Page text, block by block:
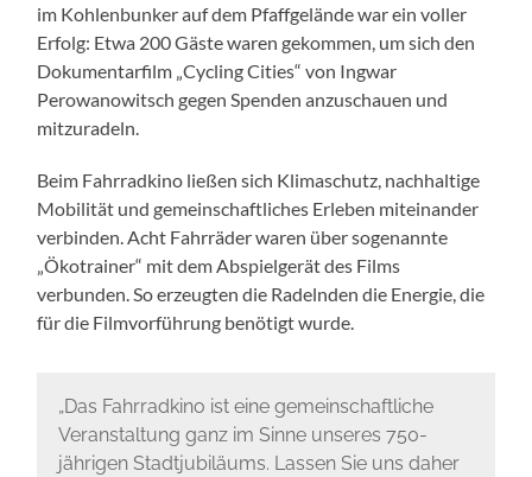
im Kohlenbunker auf dem Pfaffgelände war ein voller
Erfolg: Etwa 200 Gäste waren gekommen, um sich den
Dokumentarfilm „Cycling Cities“ von Ingwar
Perowanowitsch gegen Spenden anzuschauen und
mitzuradeln.
Beim Fahrradkino ließen sich Klimaschutz, nachhaltige
Mobilität und gemeinschaftliches Erleben miteinander
verbinden. Acht Fahrräder waren über sogenannte
„Ökotrainer“ mit dem Abspielgerät des Films
verbunden. So erzeugten die Radelnden die Energie, die
für die Filmvorführung benötigt wurde.
„Das Fahrradkino ist eine gemeinschaftliche
Veranstaltung ganz im Sinne unseres 750-
jährigen Stadtjubiläums. Lassen Sie uns daher